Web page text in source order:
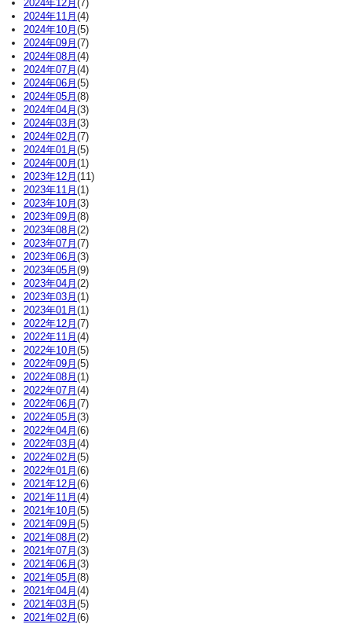
2024年12月 (7)
2024年11月 (4)
2024年10月 (5)
2024年09月 (7)
2024年08月 (4)
2024年07月 (4)
2024年06月 (5)
2024年05月 (8)
2024年04月 (3)
2024年03月 (3)
2024年02月 (7)
2024年01月 (5)
2024年00月 (1)
2023年12月 (11)
2023年11月 (1)
2023年10月 (3)
2023年09月 (8)
2023年08月 (2)
2023年07月 (7)
2023年06月 (3)
2023年05月 (9)
2023年04月 (2)
2023年03月 (1)
2023年01月 (1)
2022年12月 (7)
2022年11月 (4)
2022年10月 (5)
2022年09月 (5)
2022年08月 (1)
2022年07月 (4)
2022年06月 (7)
2022年05月 (3)
2022年04月 (6)
2022年03月 (4)
2022年02月 (5)
2022年01月 (6)
2021年12月 (6)
2021年11月 (4)
2021年10月 (5)
2021年09月 (5)
2021年08月 (2)
2021年07月 (3)
2021年06月 (3)
2021年05月 (8)
2021年04月 (4)
2021年03月 (5)
2021年02月 (6)